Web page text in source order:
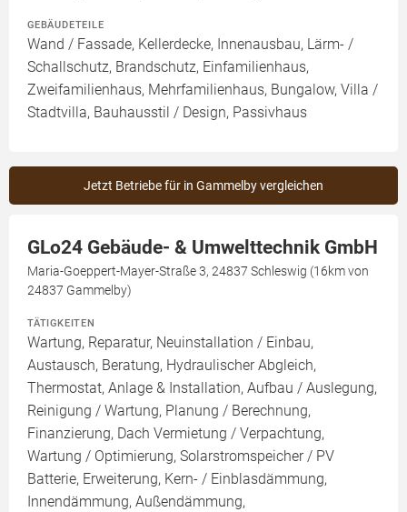
GEBÄUDETEILE
Wand / Fassade, Kellerdecke, Innenausbau, Lärm- /
Schallschutz, Brandschutz, Einfamilienhaus,
Zweifamilienhaus, Mehrfamilienhaus, Bungalow, Villa /
Stadtvilla, Bauhausstil / Design, Passivhaus
Jetzt Betriebe für in Gammelby vergleichen
GLo24 Gebäude- & Umwelttechnik GmbH
Maria-Goeppert-Mayer-Straße 3, 24837 Schleswig (16km von
24837 Gammelby)
TÄTIGKEITEN
Wartung, Reparatur, Neuinstallation / Einbau,
Austausch, Beratung, Hydraulischer Abgleich,
Thermostat, Anlage & Installation, Aufbau / Auslegung,
Reinigung / Wartung, Planung / Berechnung,
Finanzierung, Dach Vermietung / Verpachtung,
Wartung / Optimierung, Solarstromspeicher / PV
Batterie, Erweiterung, Kern- / Einblasdämmung,
Innendämmung, Außendämmung,